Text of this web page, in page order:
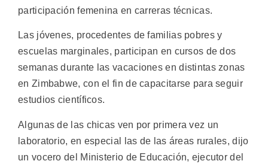
participación femenina en carreras técnicas.
Las jóvenes, procedentes de familias pobres y
escuelas marginales, participan en cursos de dos
semanas durante las vacaciones en distintas zonas
en Zimbabwe, con el fin de capacitarse para seguir
estudios científicos.
Algunas de las chicas ven por primera vez un
laboratorio, en especial las de las áreas rurales, dijo
un vocero del Ministerio de Educación, ejecutor del